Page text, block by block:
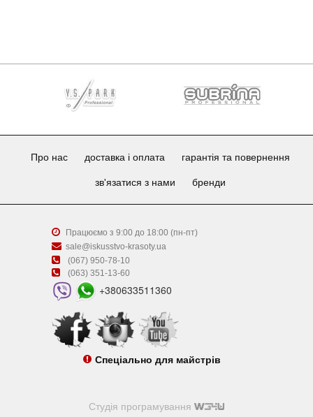
Про нас доставка і оплата гарантія та повернення
зв'язатися з нами бренди
Працюємо з 9:00 до 18:00 (пн-пт)
sale@iskusstvo-krasoty.ua
(067) 950-78-10
(063) 351-13-60
+380633511360
Спеціально для майстрів
Студія програмування